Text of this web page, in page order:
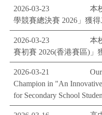
2026-03-23
本
學競賽總決賽 2026」獲
2026-03-23
本
賽初賽 2026(香港賽區)」
2026-03-21
Champion in "An
for Secondary School